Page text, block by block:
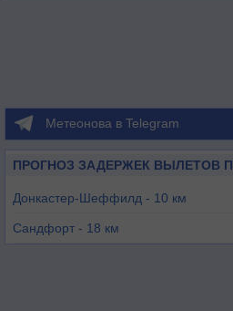
Метеонова в Telegram
ПРОГНОЗ ЗАДЕРЖЕК ВЫЛЕТОВ
Донкастер-Шеффилд - 10 км
Сандфорт - 18 км